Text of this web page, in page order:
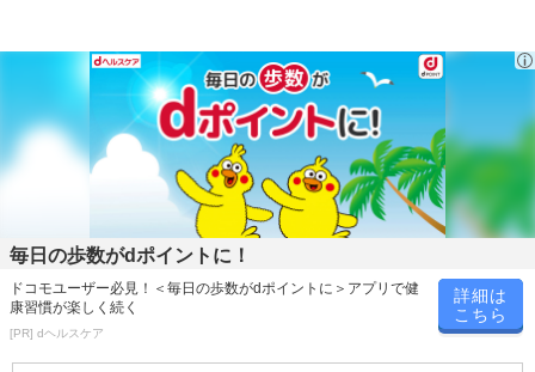
毎日の歩数がdポイントに！
ドコモユーザー必見！＜毎日の歩数がdポイントに＞アプリで健
康習慣が楽しく続く
[PR] dヘルスケア
詳細は
こちら